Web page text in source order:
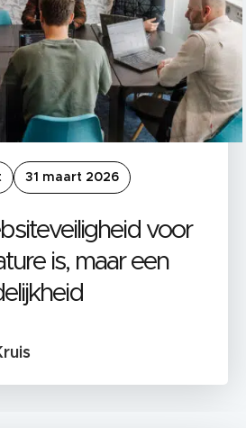
31 maart 2026
voor
is, maar een